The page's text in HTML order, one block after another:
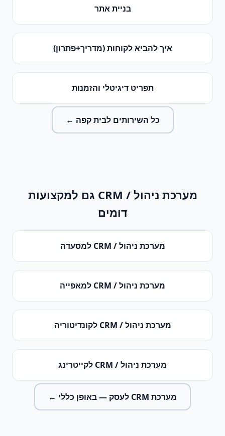
בניית אתר
איך להביא לקוחות (מדריך+פתרון)
תפריט דיגיטלי והזמנות
כל השירותים לבית קפה ←
מערכת ניהול / CRM
גם למקצועות
דומים
מערכת ניהול / CRM למסעדה
מערכת ניהול / CRM למאפייה
מערכת ניהול / CRM לקונדיטוריה
מערכת ניהול / CRM לקייטרינג
מערכת CRM לעסק — באופן כללי ←